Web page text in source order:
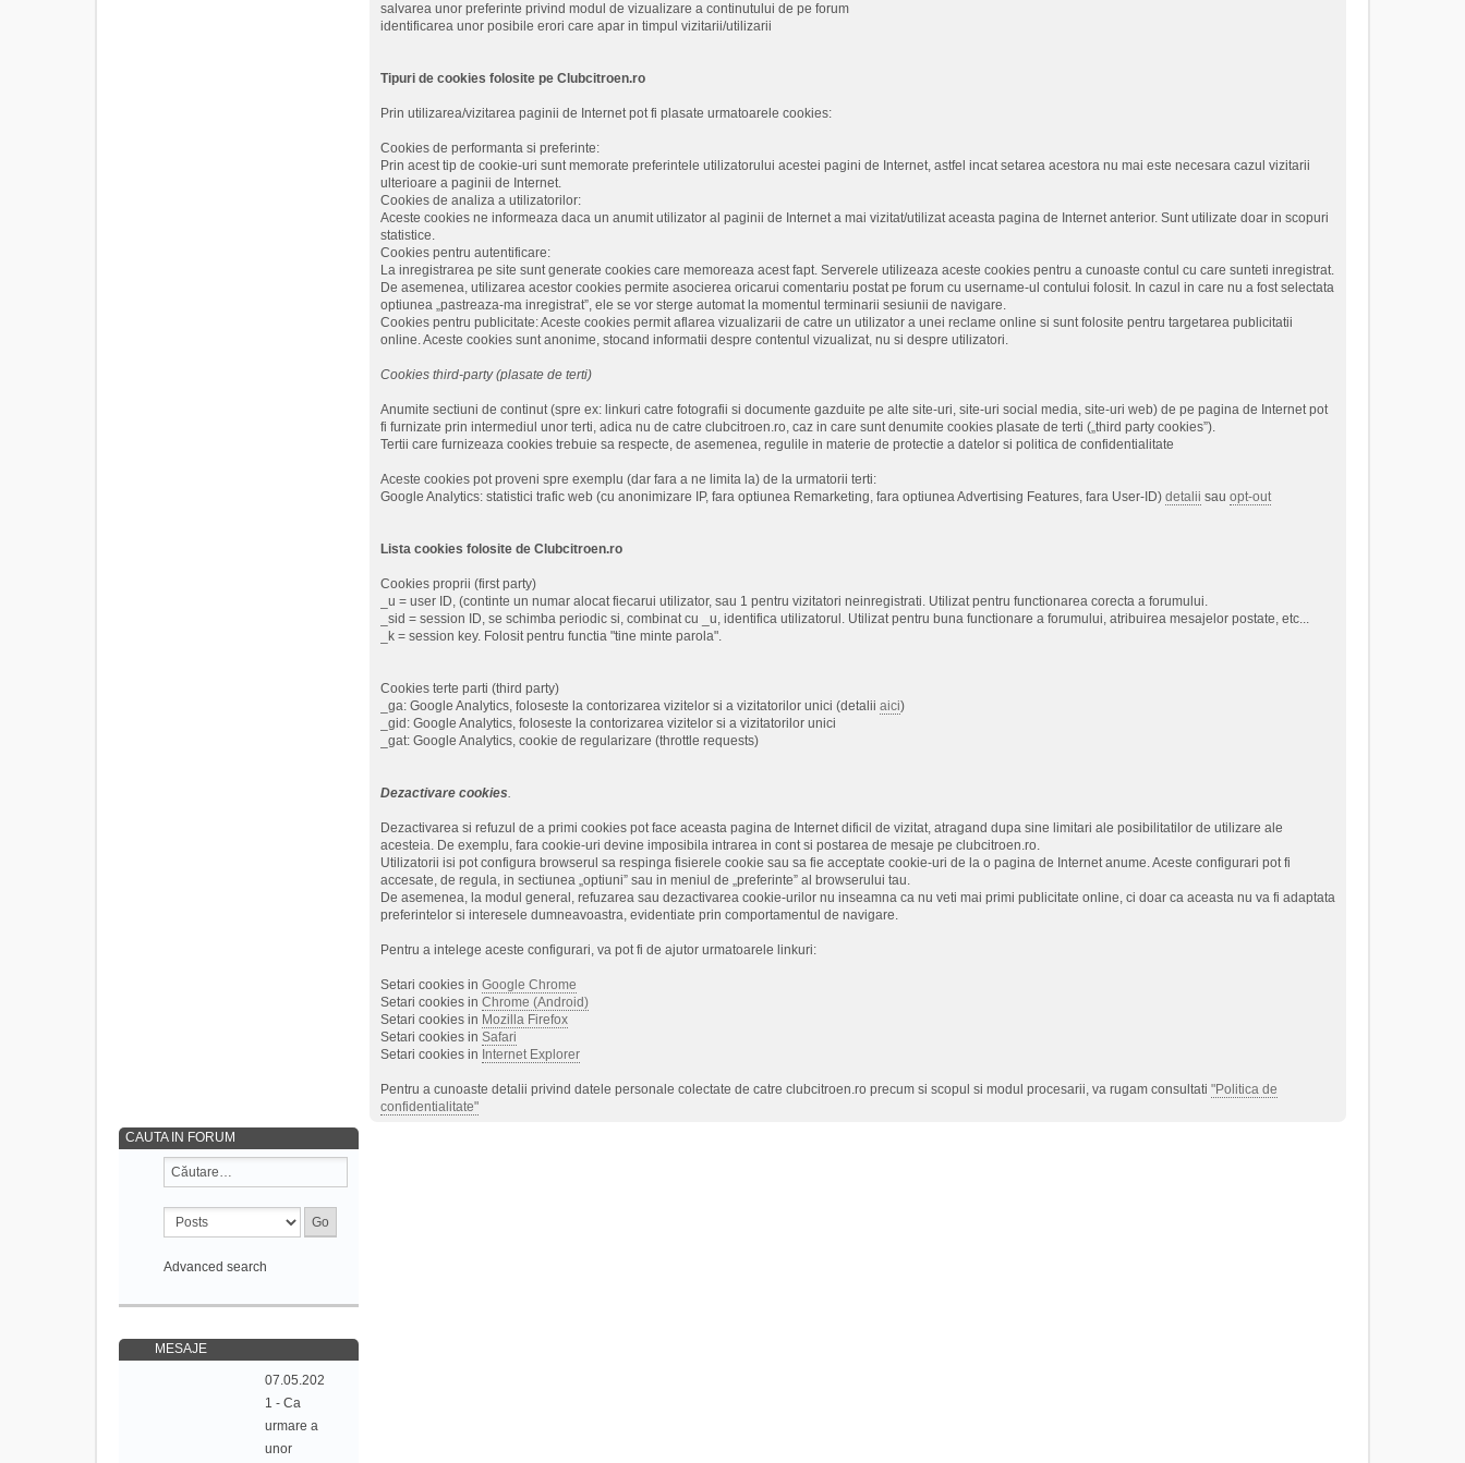
salvarea unor preferinte privind modul de vizualizare a continutului de pe forum
identificarea unor posibile erori care apar in timpul vizitarii/utilizarii
Tipuri de cookies folosite pe Clubcitroen.ro
Prin utilizarea/vizitarea paginii de Internet pot fi plasate urmatoarele cookies:
Cookies de performanta si preferinte:
Prin acest tip de cookie-uri sunt memorate preferintele utilizatorului acestei pagini de Internet, astfel incat setarea acestora nu mai este necesara cazul vizitarii
ulterioare a paginii de Internet.
Cookies de analiza a utilizatorilor:
Aceste cookies ne informeaza daca un anumit utilizator al paginii de Internet a mai vizitat/utilizat aceasta pagina de Internet anterior. Sunt utilizate doar in scopuri
statistice.
Cookies pentru autentificare:
La inregistrarea pe site sunt generate cookies care memoreaza acest fapt. Serverele utilizeaza aceste cookies pentru a cunoaste contul cu care sunteti inregistrat.
De asemenea, utilizarea acestor cookies permite asocierea oricarui comentariu postat pe forum cu username-ul contului folosit. In cazul in care nu a fost selectata
optiunea „pastreaza-ma inregistrat”, ele se vor sterge automat la momentul terminarii sesiunii de navigare.
Cookies pentru publicitate: Aceste cookies permit aflarea vizualizarii de catre un utilizator a unei reclame online si sunt folosite pentru targetarea publicitatii
online. Aceste cookies sunt anonime, stocand informatii despre contentul vizualizat, nu si despre utilizatori.
Cookies third-party (plasate de terti)
Anumite sectiuni de continut (spre ex: linkuri catre fotografii si documente gazduite pe alte site-uri, site-uri social media, site-uri web) de pe pagina de Internet pot
fi furnizate prin intermediul unor terti, adica nu de catre clubcitroen.ro, caz in care sunt denumite cookies plasate de terti („third party cookies”).
Tertii care furnizeaza cookies trebuie sa respecte, de asemenea, regulile in materie de protectie a datelor si politica de confidentialitate
Aceste cookies pot proveni spre exemplu (dar fara a ne limita la) de la urmatorii terti:
Google Analytics: statistici trafic web (cu anonimizare IP, fara optiunea Remarketing, fara optiunea Advertising Features, fara User-ID) detalii sau opt-out
Lista cookies folosite de Clubcitroen.ro
Cookies proprii (first party)
_u = user ID, (continte un numar alocat fiecarui utilizator, sau 1 pentru vizitatori neinregistrati. Utilizat pentru functionarea corecta a forumului.
_sid = session ID, se schimba periodic si, combinat cu _u, identifica utilizatorul. Utilizat pentru buna functionare a forumului, atribuirea mesajelor postate, etc...
_k = session key. Folosit pentru functia "tine minte parola".
Cookies terte parti (third party)
_ga: Google Analytics, foloseste la contorizarea vizitelor si a vizitatorilor unici (detalii aici)
_gid: Google Analytics, foloseste la contorizarea vizitelor si a vizitatorilor unici
_gat: Google Analytics, cookie de regularizare (throttle requests)
Dezactivare cookies.
Dezactivarea si refuzul de a primi cookies pot face aceasta pagina de Internet dificil de vizitat, atragand dupa sine limitari ale posibilitatilor de utilizare ale
acesteia. De exemplu, fara cookie-uri devine imposibila intrarea in cont si postarea de mesaje pe clubcitroen.ro.
Utilizatorii isi pot configura browserul sa respinga fisierele cookie sau sa fie acceptate cookie-uri de la o pagina de Internet anume. Aceste configurari pot fi
accesate, de regula, in sectiunea „optiuni” sau in meniul de „preferinte” al browserului tau.
De asemenea, la modul general, refuzarea sau dezactivarea cookie-urilor nu inseamna ca nu veti mai primi publicitate online, ci doar ca aceasta nu va fi adaptata
preferintelor si interesele dumneavoastra, evidentiate prin comportamentul de navigare.
Pentru a intelege aceste configurari, va pot fi de ajutor urmatoarele linkuri:
Setari cookies in Google Chrome
Setari cookies in Chrome (Android)
Setari cookies in Mozilla Firefox
Setari cookies in Safari
Setari cookies in Internet Explorer
Pentru a cunoaste detalii privind datele personale colectate de catre clubcitroen.ro precum si scopul si modul procesarii, va rugam consultati "Politica de
confidentialitate"
CAUTA IN FORUM
Advanced search
MESAJE
07.05.202
1 - Ca
urmare a
unor